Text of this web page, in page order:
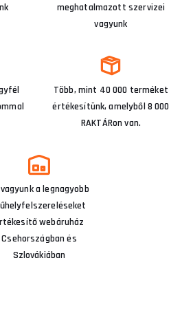
meghatalmazott szervizei
vagyunk
Több, mint 40 000 terméket
értékesítünk, amelyből 8 000
RAKTÁRon van.
a legnagyobb
webáruház
Csehországban és
Szlovákiában